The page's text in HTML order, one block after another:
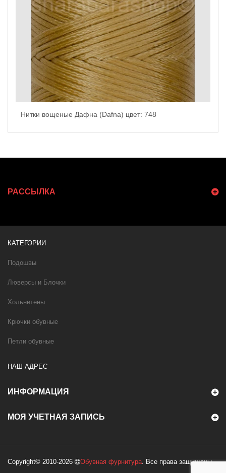
Нитки вощеные Дафна (Dafna) цвет: 748
РАССЫЛКА
КАТЕГОРИИ
Подошвы
Люверсы и Блочки
Хольнитены
Крючки обувные
Петли обувные
НАШ АДРЕС
ИНФОРМАЦИЯ
МОЯ УЧЕТНАЯ ЗАПИСЬ
Copyright© 2010-2026 Обувная фурнитура. Все права защищены